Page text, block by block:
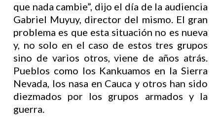
que nada cambie”, dijo el día de la audiencia
Gabriel Muyuy, director del mismo. El gran
problema es que esta situación no es nueva
y, no solo en el caso de estos tres grupos
sino de varios otros, viene de años atrás.
Pueblos como los Kankuamos en la Sierra
Nevada, los nasa en Cauca y otros han sido
diezmados por los grupos armados y la
guerra.